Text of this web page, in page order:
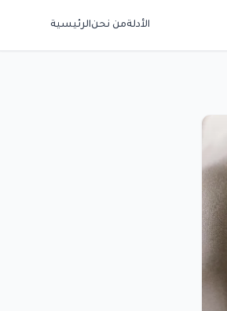
الأدلةمن نحنالرئيسية